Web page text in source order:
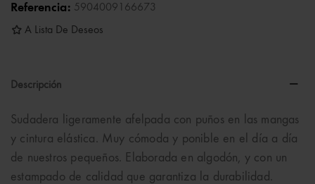
Referencia: 5904009166673
A Lista De Deseos
Descripción
Sudadera ligeramente afelpada con puños en las mangas
y cintura elástica. Muy cómoda y ponible en el día a día
de nuestros pequeños. Elaborada en algodón, y con un
estampado de calidad que garantiza la durabilidad.